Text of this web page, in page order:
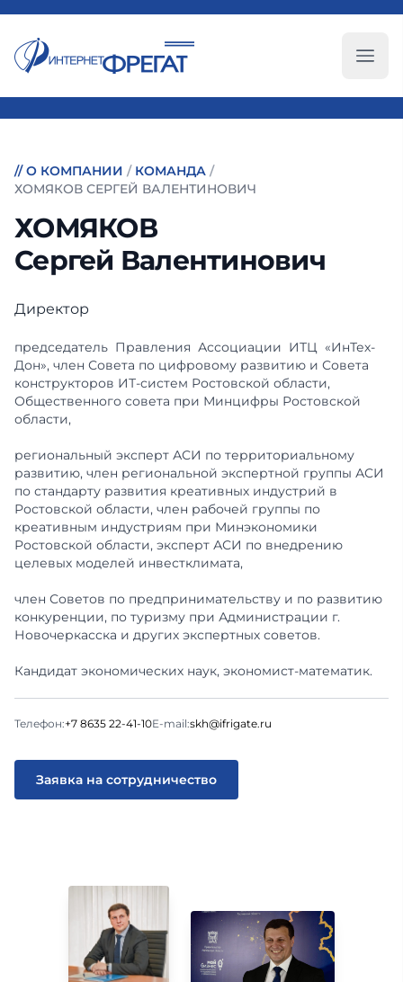
// О КОМПАНИИ / КОМАНДА /
ХОМЯКОВ СЕРГЕЙ ВАЛЕНТИНОВИЧ
ХОМЯКОВ
Сергей Валентинович
Директор
председатель Правления Ассоциации ИТЦ «ИнТех-
Дон», член Совета по цифровому развитию и Совета
конструкторов ИТ-систем Ростовской области,
Общественного совета при Минцифры Ростовской
области,
региональный эксперт АСИ по территориальному
развитию, член региональной экспертной группы АСИ
по стандарту развития креативных индустрий в
Ростовской области, член рабочей группы по
креативным индустриям при Минэкономики
Ростовской области, эксперт АСИ по внедрению
целевых моделей инвестклимата,
член Советов по предпринимательству и по развитию
конкуренции, по туризму при Администрации г.
Новочеркасска и других экспертных советов.
Кандидат экономических наук, экономист-математик.
Телефон:+7 8635 22-41-10E-mail:skh@ifrigate.ru
Заявка на сотрудничество